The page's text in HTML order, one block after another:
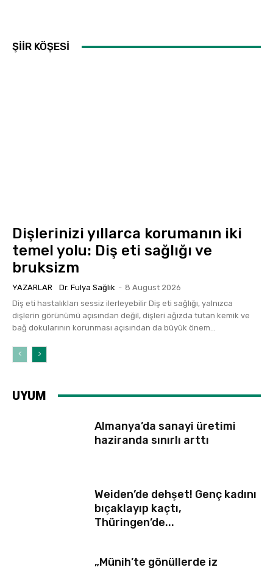
ŞİİR KÖŞESİ
Dişlerinizi yıllarca korumanın iki
temel yolu: Diş eti sağlığı ve
bruksizm
YAZARLAR Dr. Fulya Sağlık - 8 August 2026
Diş eti hastalıkları sessiz ilerleyebilir Diş eti sağlığı, yalnızca
dişlerin görünümü açısından değil, dişleri ağızda tutan kemik ve
bağ dokularının korunması açısından da büyük önem...
UYUM
Almanya’da sanayi üretimi
haziranda sınırlı arttı
Weiden’de dehşet! Genç kadını
bıçaklayıp kaçtı,
Thüringen’de...
„Münih’te gönüllerde iz